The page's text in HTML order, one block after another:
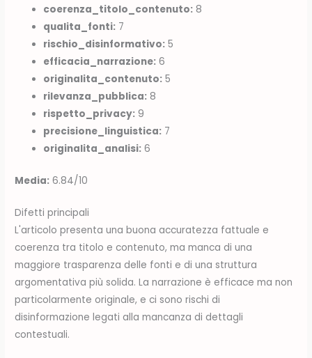
coerenza_titolo_contenuto: 8
qualita_fonti: 7
rischio_disinformativo: 5
efficacia_narrazione: 6
originalita_contenuto: 5
rilevanza_pubblica: 8
rispetto_privacy: 9
precisione_linguistica: 7
originalita_analisi: 6
Media: 6.84/10
Difetti principali
L'articolo presenta una buona accuratezza fattuale e
coerenza tra titolo e contenuto, ma manca di una
maggiore trasparenza delle fonti e di una struttura
argomentativa più solida. La narrazione è efficace ma non
particolarmente originale, e ci sono rischi di
disinformazione legati alla mancanza di dettagli
contestuali.